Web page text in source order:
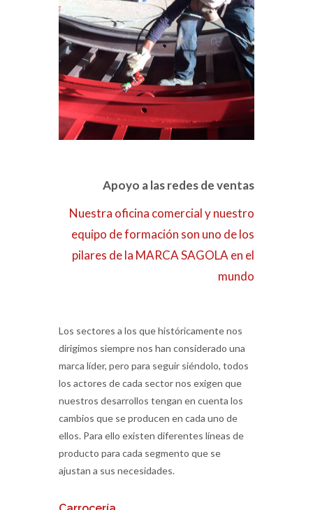
Apoyo a las redes de ventas
Nuestra oficina comercial y nuestro
equipo de formación son uno de los
pilares de la MARCA SAGOLA en el
mundo
Los sectores a los que históricamente nos
dirigimos siempre nos han considerado una
marca líder, pero para seguir siéndolo, todos
los actores de cada sector nos exigen que
nuestros desarrollos tengan en cuenta los
cambios que se producen en cada uno de
ellos. Para ello existen diferentes líneas de
producto para cada segmento que se
ajustan a sus necesidades.